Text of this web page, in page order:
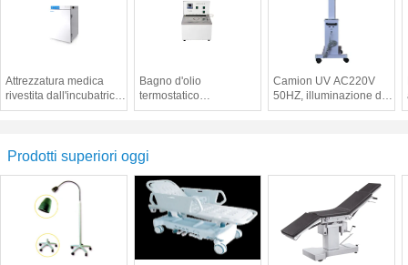
Attrezzatura medica
rivestita dall'incubatrice
di CO2 dell'acqua per la
Bagno d'olio
termostatico
eccellente/bagno
l'esperimento di
Camion UV AC220V
50HZ, illuminazione di
sterilizzazione dello
Prodotti superiori oggi